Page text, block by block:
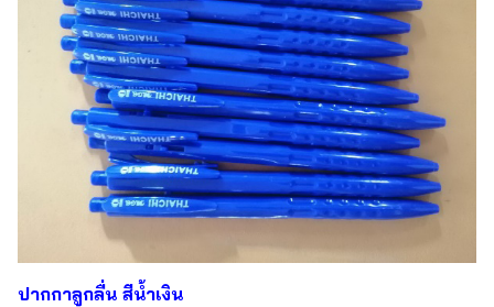
ปากกาลูกลื่น สีน้ำเงิน